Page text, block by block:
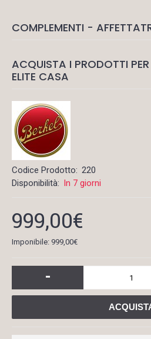
COMPLEMENTI -
ACQUISTA I PRODOTTI
ELITE CASA
Codice Prodotto: 220
Disponibilità: In 7 giorni
999,00€
Imponibile: 999,00€
-